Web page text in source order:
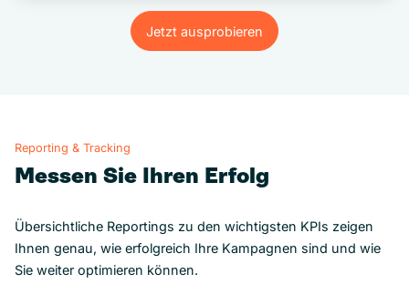
Jetzt ausprobieren
Jetzt ausprobieren
Reporting & Tracking
Messen Sie Ihren Erfolg
Übersichtliche Reportings zu den wichtigsten KPIs zeigen
Ihnen genau, wie erfolgreich Ihre Kampagnen sind und wie
Sie weiter optimieren können.